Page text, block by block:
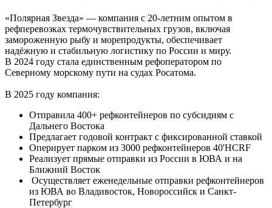
«Полярная Звезда» — компания с 20-летним опытом в
рефперевозках термочувствительных грузов, включая
замороженную рыбу и морепродукты, обеспечивает
надёжную и стабильную логистику по России и миру.
В 2024 году стала единственным рефоператором по
Северному морскому пути на судах Росатома.
В 2025 году компания:
Отправила 400+ рефконтейнеров по субсидиям с
Дальнего Востока
Предлагает годовой контракт с фиксированной ставкой
Оперирует парком из 3000 рефконтейнеров 40'HCRF
Реализует прямые отправки из России в ЮВА и на
Ближний Восток
Осуществляет еженедельные отправки рефконтейнеров
из ЮВА во Владивосток, Новороссийск и Санкт-
Петербург